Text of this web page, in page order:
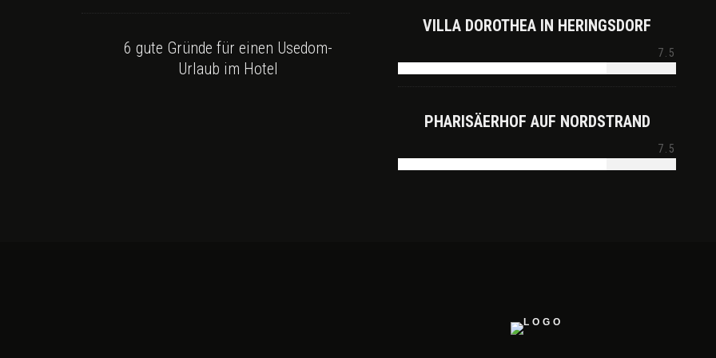
6 gute Gründe für einen Usedom-
Urlaub im Hotel
VILLA DOROTHEA IN HERINGSDORF
7.5
PHARISÄERHOF AUF NORDSTRAND
7.5